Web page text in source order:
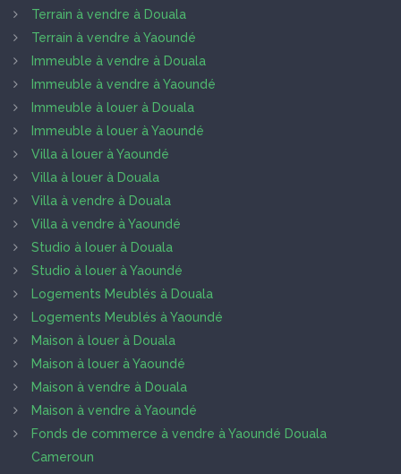
Terrain à vendre à Douala
Terrain à vendre à Yaoundé
Immeuble à vendre à Douala
Immeuble à vendre à Yaoundé
Immeuble à louer à Douala
Immeuble à louer à Yaoundé
Villa à louer à Yaoundé
Villa à louer à Douala
Villa à vendre à Douala
Villa à vendre à Yaoundé
Studio à louer à Douala
Studio à louer à Yaoundé
Logements Meublés à Douala
Logements Meublés à Yaoundé
Maison à louer à Douala
Maison à louer à Yaoundé
Maison à vendre à Douala
Maison à vendre à Yaoundé
Fonds de commerce à vendre à Yaoundé Douala
Cameroun